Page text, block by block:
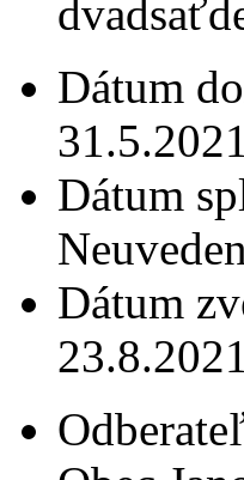
Dátum
31.5.2021
Dátum
Dátum
23.8.2021